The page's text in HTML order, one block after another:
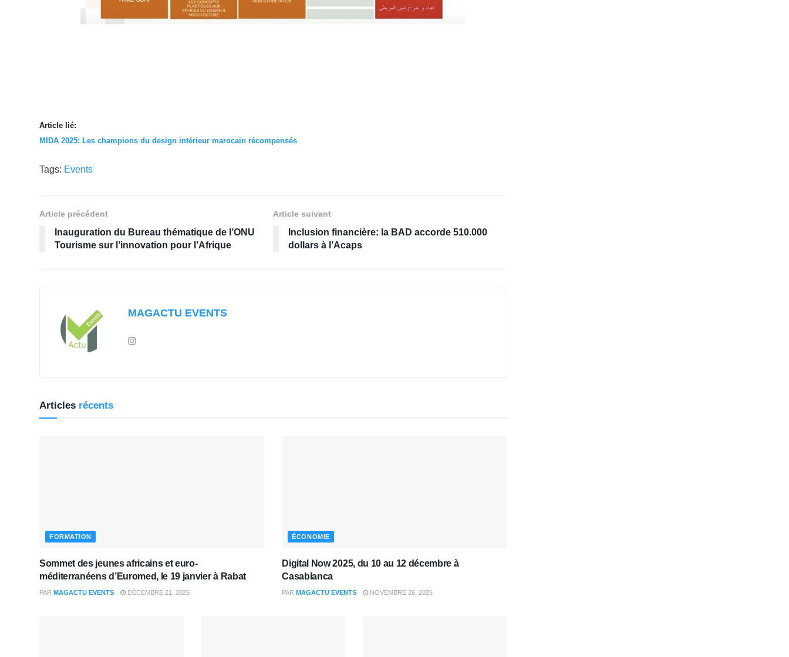
Article lié:
MIDA 2025: Les champions du design intérieur marocain récompensés
Tags: Events
Article précédent
Inauguration du Bureau thématique de l’ONU
Tourisme sur l’innovation pour l’Afrique
Article suivant
Inclusion financière: la BAD accorde 510.000
dollars à l’Acaps
MAGACTU EVENTS
Articles récents
FORMATION
Sommet des jeunes africains et euro-
méditerranéens d’Euromed, le 19 janvier à Rabat
PAR MAGACTU EVENTS DÉCEMBRE 21, 2025
ÉCONOMIE
Digital Now 2025, du 10 au 12 décembre à
Casablanca
PAR MAGACTU EVENTS NOVEMBRE 26, 2025